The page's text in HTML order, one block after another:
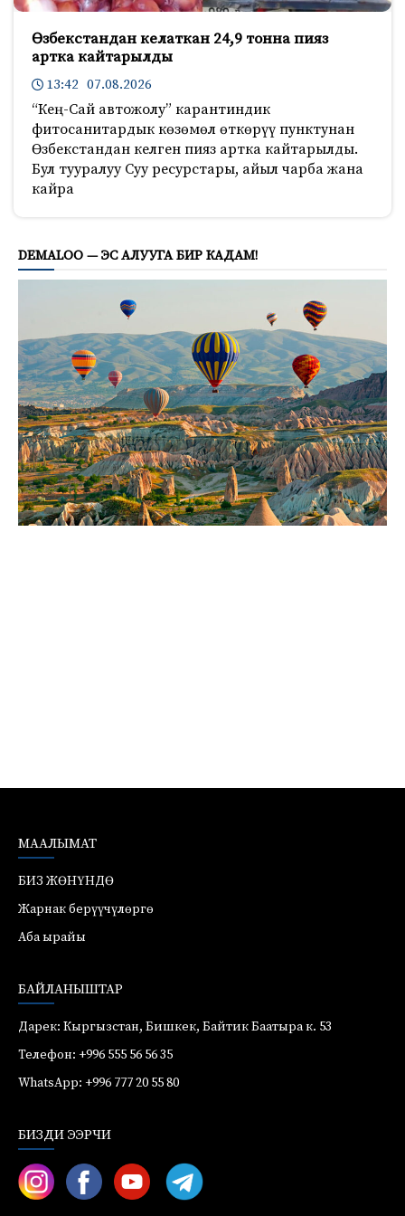
Өзбекстандан келаткан 24,9 тонна пияз
артка кайтарылды
13:42 07.08.2026
“Кең-Сай автожолу” карантиндик
фитосанитардык көзөмөл өткөрүү пунктунан
Өзбекстандан келген пияз артка кайтарылды.
Бул тууралуу Суу ресурстары, айыл чарба жана
кайра
DEMALOO — ЭС АЛУУГА БИР КАДАМ!
МААЛЫМАТ
БИЗ ЖӨНҮНДӨ
Жарнак берүүчүлөргө
Аба ырайы
БАЙЛАНЫШТАР
Дарек: Кыргызстан, Бишкек, Байтик Баатыра к. 53
Телефон: +996 555 56 56 35
WhatsApp: +996 777 20 55 80
БИЗДИ ЭЭРЧИ